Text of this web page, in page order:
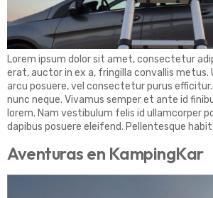
Lorem ipsum dolor sit amet, consectetur
erat, auctor in ex a, fringilla convallis metus.
arcu posuere, vel consectetur purus
nunc neque. Vivamus semper et ante id
lorem. Nam vestibulum felis id ullamcorper
dapibus posuere eleifend. Pellentesque
Aventuras en KampingKar